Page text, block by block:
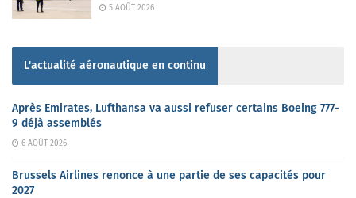
5 AOÛT 2026
L'actualité aéronautique en continu
Après Emirates, Lufthansa va aussi refuser certains Boeing 777-
9 déjà assemblés
6 AOÛT 2026
Brussels Airlines renonce à une partie de ses capacités pour
2027